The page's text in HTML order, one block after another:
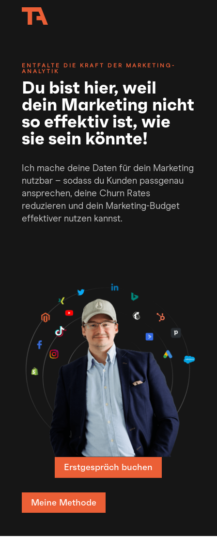
ENTFALTE DIE KRAFT DER MARKETING-
ANALYTIK
Du bist hier, weil
dein Marketing nicht
so effektiv ist, wie
sie sein könnte!
Ich mache deine Daten für dein Marketing
nutzbar – sodass du Kunden passgenau
ansprechen, deine Churn Rates
reduzieren und dein Marketing-Budget
effektiver nutzen kannst.
Erstgespräch buchen
Meine Methode